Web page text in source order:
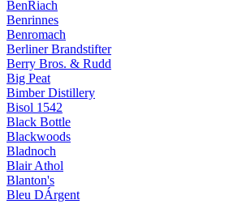
BenRiach
Benrinnes
Benromach
Berliner Brandstifter
Berry Bros. & Rudd
Big Peat
Bimber Distillery
Bisol 1542
Black Bottle
Blackwoods
Bladnoch
Blair Athol
Blanton's
Bleu DÁrgent